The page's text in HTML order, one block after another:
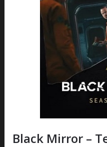
Black Mirror –